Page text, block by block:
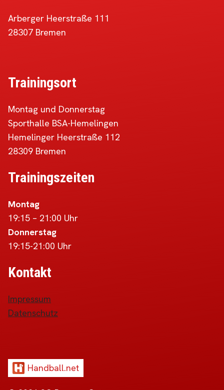
Arberger Heerstraße 111
28307 Bremen
Trainingsort
Montag und Donnerstag
Sporthalle BSA-Hemelingen
Hemelinger Heerstraße 112
28309 Bremen
Trainingszeiten
Montag
19:15 – 21:00 Uhr
Donnerstag
19:15-21:00 Uhr
Kontakt
Impressum
Datenschutz
Handball.net